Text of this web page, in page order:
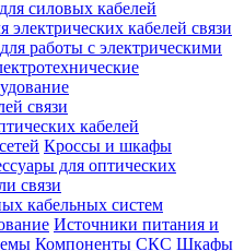
силовых кабелей
электрических кабелей связи
работы с электрическими
связи
кабелей
Кроссы и шкафы
для оптических
связи
кабельных систем
Источники питания и
Компоненты СКС Шкафы